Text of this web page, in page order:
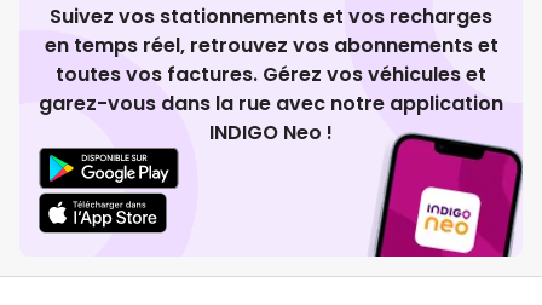
Suivez vos stationnements et vos recharges
en temps réel, retrouvez vos abonnements et
toutes vos factures. Gérez vos véhicules et
garez-vous dans la rue avec notre application
INDIGO Neo !